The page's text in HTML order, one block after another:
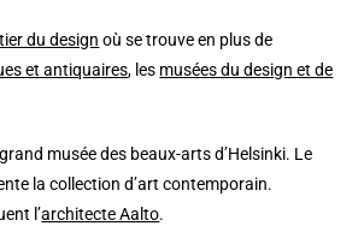
du design où se trouve en plus de
et antiquaires, les musées du design et de
musée des beaux-arts d’Helsinki. Le
la collection d’art contemporain.
l’architecte Aalto.